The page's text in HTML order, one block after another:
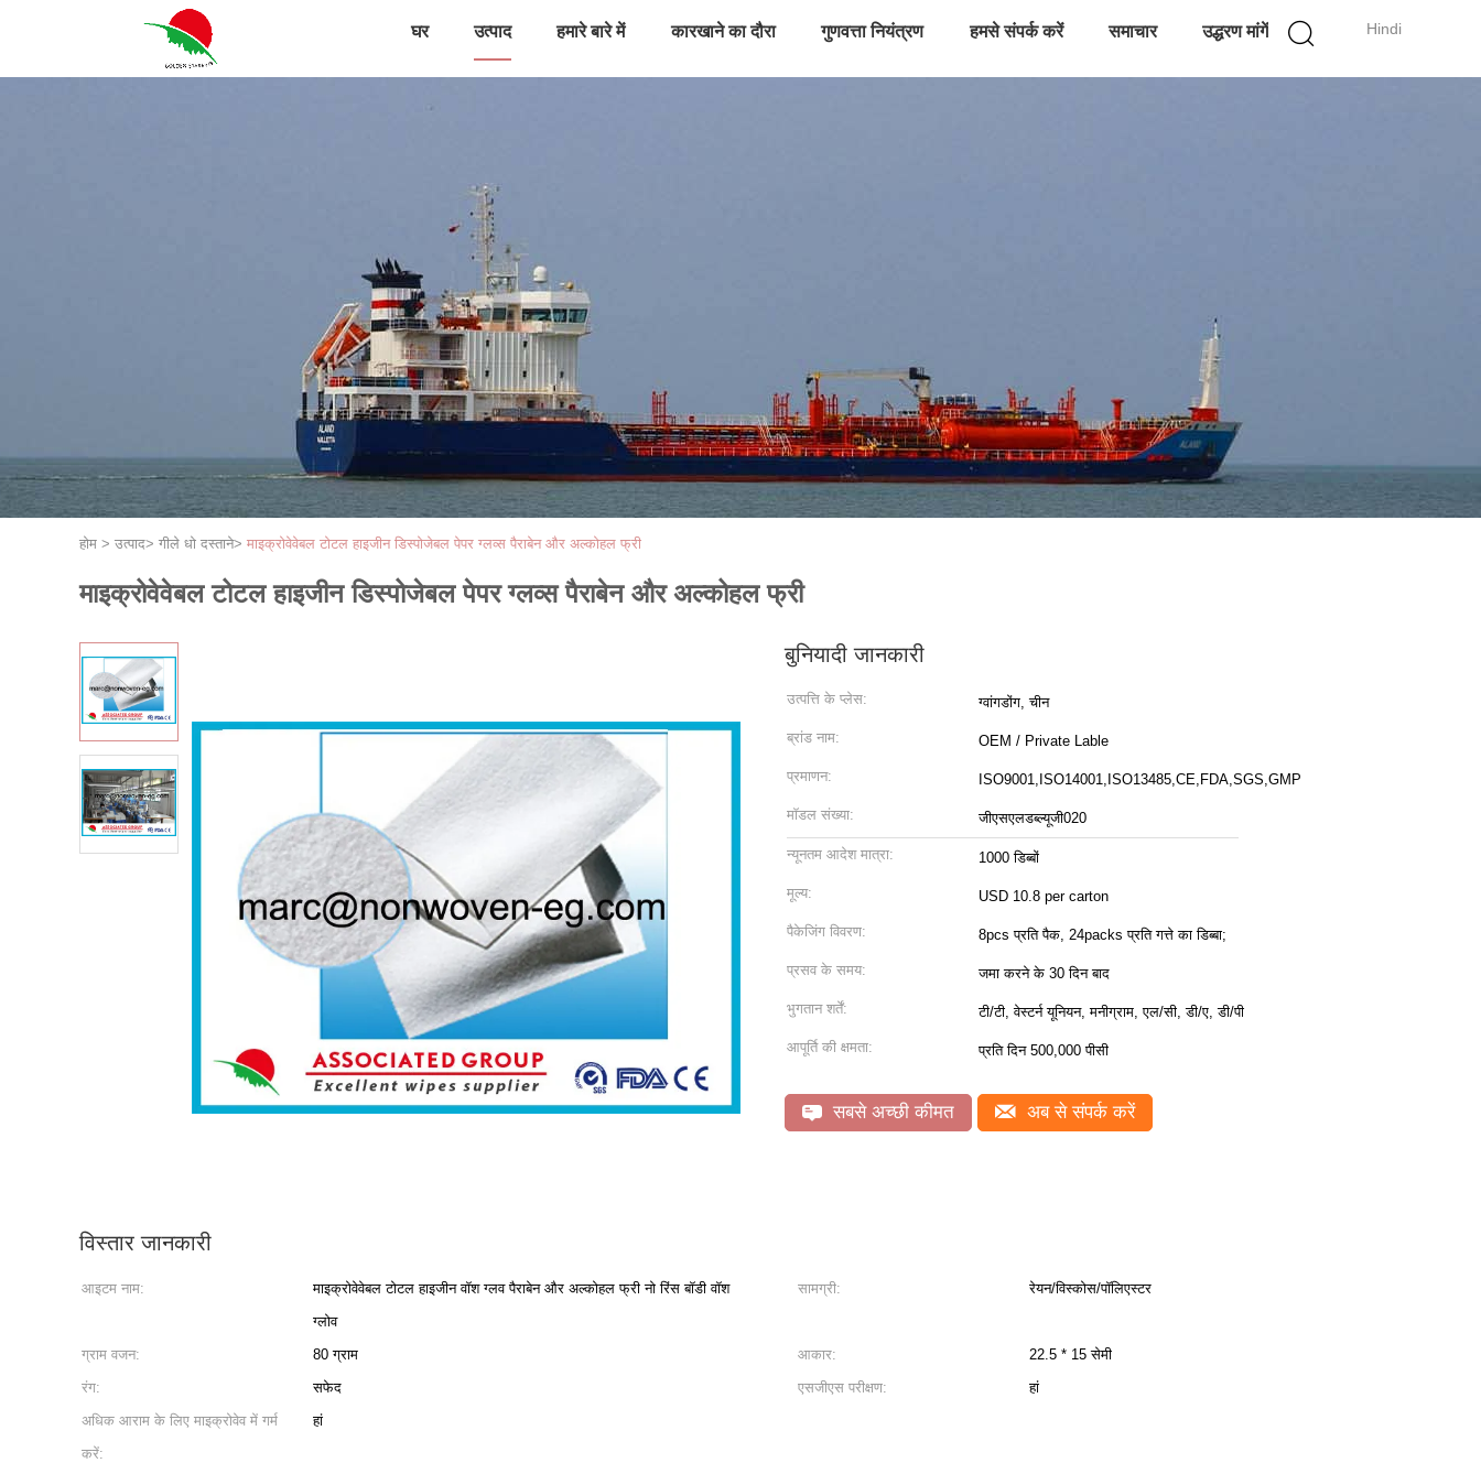
Hindi
घर उत्पाद हमारे बारे में कारखाने का दौरा गुणवत्ता नियंत्रण हमसे संपर्क करें समाचार उद्धरण मांगें
होम > उत्पाद> गीले धो दस्ताने> माइक्रोवेवेबल टोटल हाइजीन डिस्पोजेबल पेपर ग्लव्स पैराबेन और अल्कोहल फ्री
माइक्रोवेवेबल टोटल हाइजीन डिस्पोजेबल पेपर ग्लव्स पैराबेन और अल्कोहल फ्री
बुनियादी जानकारी
उत्पत्ति के प्लेस: ग्वांगडोंग, चीन
ब्रांड नाम: OEM / Private Lable
प्रमाणन: ISO9001,ISO14001,ISO13485,CE,FDA,SGS,GMP
मॉडल संख्या: जीएसएलडब्ल्यूजी020
न्यूनतम आदेश मात्रा: 1000 डिब्बों
मूल्य: USD 10.8 per carton
पैकेजिंग विवरण: 8pcs प्रति पैक, 24packs प्रति गत्ते का डिब्बा;
प्रसव के समय: जमा करने के 30 दिन बाद
भुगतान शर्तें: टी/टी, वेस्टर्न यूनियन, मनीग्राम, एल/सी, डी/ए, डी/पी
आपूर्ति की क्षमता: प्रति दिन 500,000 पीसी
सबसे अच्छी कीमत अब से संपर्क करें
विस्तार जानकारी
आइटम नाम:
माइक्रोवेवेबल टोटल हाइजीन वॉश ग्लव पैराबेन और अल्कोहल फ्री नो रिंस बॉडी वॉश
ग्लोव
सामग्री: रेयन/विस्कोस/पॉलिएस्टर
ग्राम वजन: 80 ग्राम आकार:
22.5 * 15 सेमी
रंग:
सफेद एसजीएस परीक्षण:
हां
अधिक आराम के लिए माइक्रोवेव में गर्म
करें:
हां